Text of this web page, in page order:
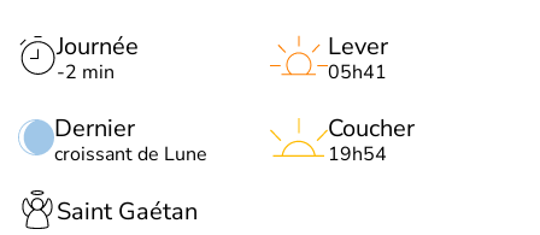
Journée
-2 min
Dernier
croissant de Lune
Lever
05h41
Coucher
19h54
Saint Gaétan